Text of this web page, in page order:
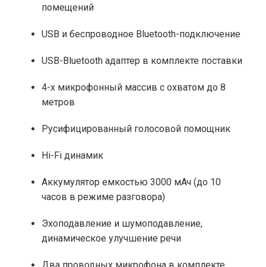
помещений
USB и беспроводное Bluetooth-подключение
USB-Bluetooth адаптер в комплекте поставки
4-х микрофонный массив с охватом до 8
метров
Русифицированный голосовой помощник
Hi-Fi динамик
Аккумулятор емкостью 3000 мАч (до 10
часов в режиме разговора)
Эхоподавление и шумоподавление,
динамическое улучшение речи